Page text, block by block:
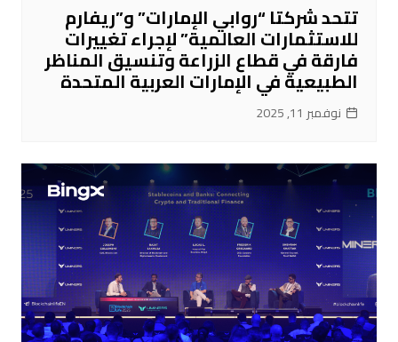
تتحد شركتا “روابي الإمارات” و”ريفارم
للاستثمارات العالمية” لإجراء تغييرات
فارقة في قطاع الزراعة وتنسيق المناظر
الطبيعية في الإمارات العربية المتحدة
نوفمبر 11, 2025